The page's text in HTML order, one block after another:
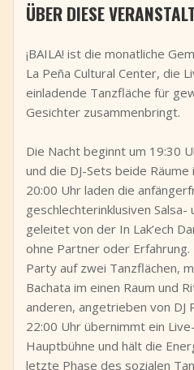
ÜBER DIESE
¡BAILA! ist die monatliche
La Peña Cultural Center, die
einladende Tanzfläche für
Gesichter zusammenbringt.
Die Nacht beginnt um 19:30
und die DJ-Sets beide
20:00 Uhr laden die
geschlechterinklusiven Salsa-
geleitet von der In Lak’ech
ohne Partner oder
Party auf zwei Tanzflächen,
Bachata im einen Raum und
anderen, angetrieben von DJ
22:00 Uhr übernimmt ein
Hauptbühne und hält die
letzte Phase des sozialen